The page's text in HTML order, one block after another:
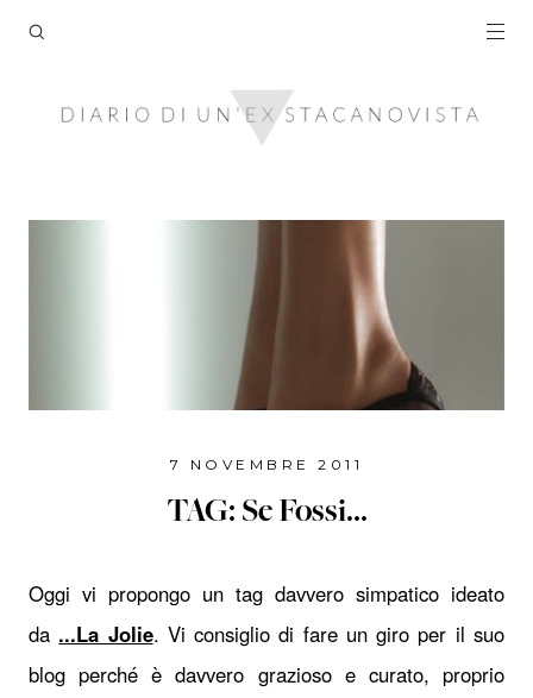
7 NOVEMBRE 2011
TAG: Se Fossi...
Oggi vi propongo un tag davvero simpatico ideato
da ...La Jolie. Vi consiglio di fare un giro per il suo
blog perché è davvero grazioso e curato, proprio